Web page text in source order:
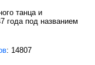
танца и
года под названием
: 14807